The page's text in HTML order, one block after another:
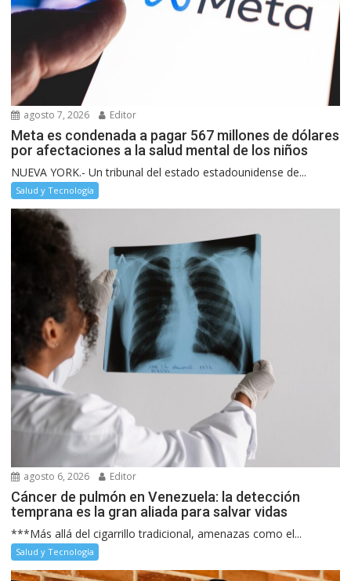
agosto 7, 2026 Editor
Meta es condenada a pagar 567 millones de dólares
por afectaciones a la salud mental de los niños
NUEVA YORK.- Un tribunal del estado estadounidense de...
Salud y Tecnología
agosto 6, 2026 Editor
Cáncer de pulmón en Venezuela: la detección
temprana es la gran aliada para salvar vidas
***Más allá del cigarrillo tradicional, amenazas como el...
Salud y Tecnología